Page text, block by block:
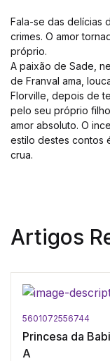
Fala-se das delícias
crimes. O amor
próprio.
A paixão de Sade,
de Franval ama,
Florville, depois de
pelo seu próprio
amor absoluto. O
estilo destes contos
crua.
Artigos
5601072556744
Princesa da
A